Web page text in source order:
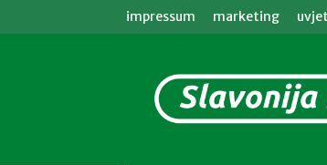
impressum marketing
info